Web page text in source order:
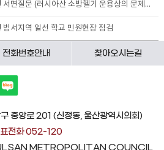
공진혁 의원 서면질문 (러시아산 소방헬기 운용상의 문제점 등)
범서지역 일선 학교 민원현장 점검
전화번호안내 찾아오시는길
중앙로 201 (신정동, 울산광역시의회)
전화 052-120
METROPOLITAN COUNCIL